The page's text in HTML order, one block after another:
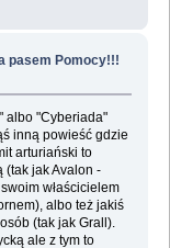
pasem Pomocy!!!
albo "Cyberiada"
inną powieść gdzie
arturiański to
(tak jak Avalon -
właścicielem
albo też jakiś
(tak jak Grall).
ale z tym to